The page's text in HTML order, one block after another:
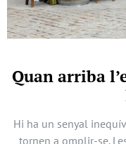
Quan arriba
Hi ha un senyal
tornen a omplir-se.